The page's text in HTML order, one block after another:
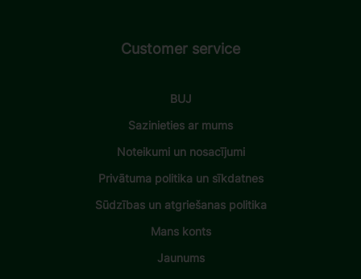
Customer service
BUJ
Sazinieties ar mums
Noteikumi un nosacījumi
Privātuma politika un sīkdatnes
Sūdzības un atgriešanas politika
Mans konts
Jaunums